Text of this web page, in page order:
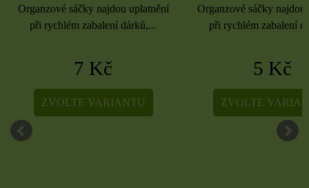
Organzové sáčky najdou uplatnění
při rychlém zabalení dárků,...
7 Kč
ZVOLTE VARIANTU
Organzové sáčky najdou
při rychlém zabalení
5 Kč
ZVOLTE